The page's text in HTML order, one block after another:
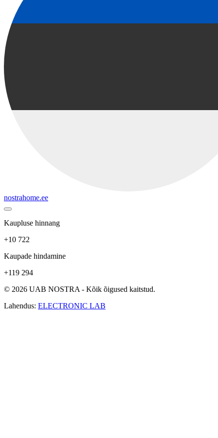
nostrahome.ee
Kaupluse hinnang
+10 722
Kaupade hindamine
+119 294
© 2026 UAB NOSTRA - Kõik õigused kaitstud.
Lahendus: ELECTRONIC LAB